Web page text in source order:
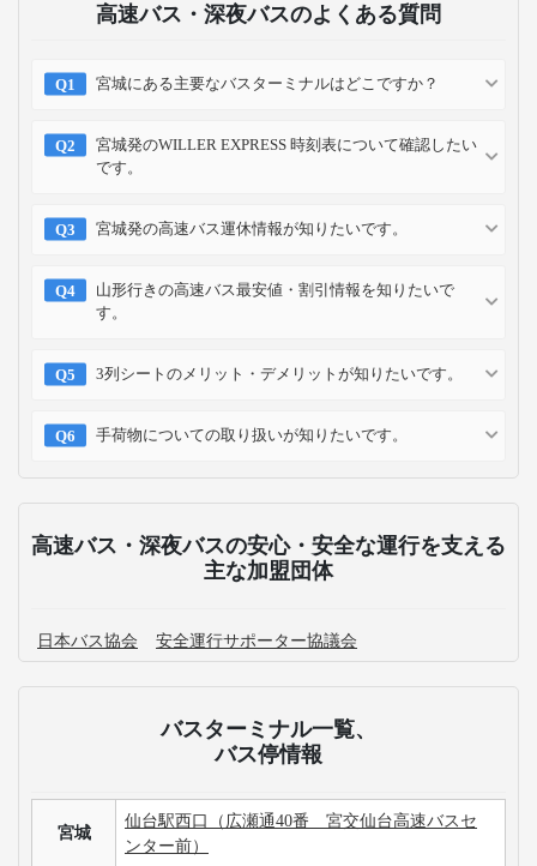
高速バス・深夜バスのよくある質問
宮城にある主要なバスターミナルはどこですか？
宮城発のWILLER EXPRESS 時刻表について確認したい
です。
宮城発の高速バス運休情報が知りたいです。
山形行きの高速バス最安値・割引情報を知りたいで
す。
3列シートのメリット・デメリットが知りたいです。
手荷物についての取り扱いが知りたいです。
高速バス・深夜バスの安心・安全な運行を支える
主な加盟団体
日本バス協会 安全運行サポーター協議会
バスターミナル一覧、
バス停情報
宮城
仙台駅西口（広瀬通40番 宮交仙台高速バスセ
ンター前）